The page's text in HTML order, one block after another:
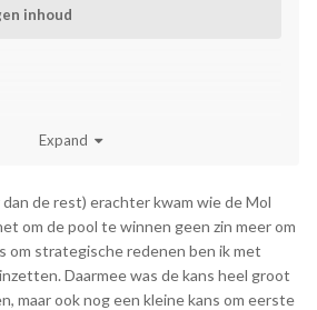
inhoud
Expand
de rest) erachter kwam wie de Mol
om de pool te winnen geen zin meer om
om strategische redenen ben ik met
Daarmee was de kans heel groot
maar ook nog een kleine kans om eerste